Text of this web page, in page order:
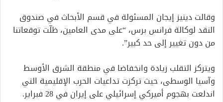
وقالت دينيز إيجان المسئولة في قسم الأبحاث في صندوق
النقد لوكالة فرانس برس، “على مدى العامين، ظلّت توقعاتنا
من دون تغيير إلى حد كبير”.
ويتركز التقلب زيادة وانخفاضا في منطقة الشرق الأوسط
وآسيا الوسطى، حيث تركزت تداعيات الحرب الإقليمية التي
اندلعت بهجوم أميركي إسرائيلي على إيران في 28 فبراير.